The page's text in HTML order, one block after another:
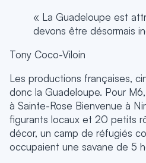
« La Guadeloupe est
devons être désormais
Tony Coco-Viloin
Les productions françaises,
donc la Guadeloupe. Pour
à Sainte-Rose Bienvenue à
figurants locaux et 20 petits
décor, un camp de réfugiés
occupaient une savane de 5